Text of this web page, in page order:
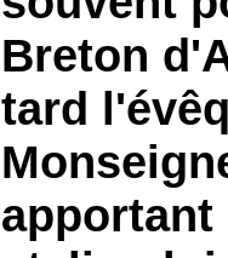
Breton
tard
apportant